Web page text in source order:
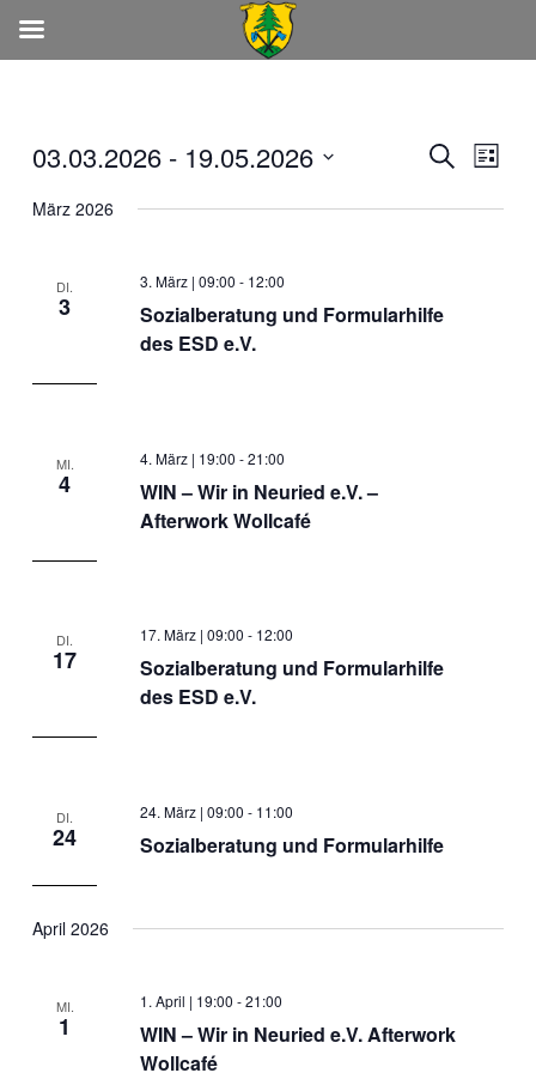
und
Suche
Liste
03.03.2026 - 19.05.2026
wählen.
März 2026
DI.
3
3. März | 09:00 - 12:00
Sozialberatung und Formularhilfe
des ESD e.V.
MI.
4
4. März | 19:00 -21:00
WIN – Wir in Neuried e.V. –
Afterwork Wollcafé
DI.
17
17. März | 09:00 - 12:00
Sozialberatung und Formularhilfe
des ESD e.V.
DI.
24
24. März | 09:00 - 11:00
Sozialberatung und Formularhilfe
April 2026
MI.
1
1. April | 19:00 -21:00
WIN – Wir in Neuried e.V. Afterwork
Wollcafé